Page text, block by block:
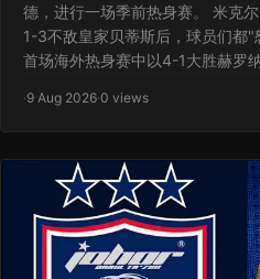
德，进行一场季前热身赛。 米克
1-3不敌皇家贝蒂斯后，球员们都
首场海外热身赛中以4-1大胜赫罗
·9 Aug 2026·0 views